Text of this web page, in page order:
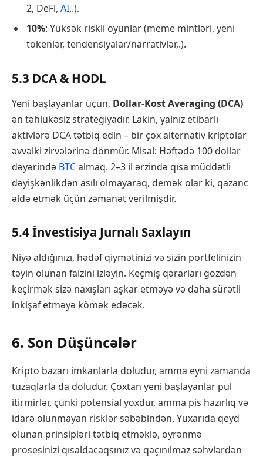
2, DeFi, AI,.).
10%: Yüksək riskli oyunlar (meme mintləri, yeni
tokenlər, tendensiyalar/narrativlər,.).
5.3 DCA & HODL
Yeni başlayanlar üçün, Dollar-Kost Averaging (DCA)
ən təhlükəsiz strategiyadır. Lakin, yalnız etibarlı
aktivlərə DCA tətbiq edin – bir çox alternativ kriptolar
əvvəlki zirvələrinə dönmür. Misal: Həftədə 100 dollar
dəyərində BTCalmaq. 2–3 il ərzində qısa müddətli
dəyişkənlikdən asılı olmayaraq, demək olar ki, qazanc
əldə etmək üçün zəmanət verilmişdir.
5.4 İnvestisiya Jurnalı Saxlayın
Niyə aldığınızı, hədəf qiymətinizi və sizin portfelinizin
təyin olunan faizini izləyin. Keçmiş qərarları gözdən
keçirmək sizə naxışları aşkar etməyə və daha sürətli
inkişaf etməyə kömək edəcək.
6. Son Düşüncələr
Kripto bazarı imkanlarla doludur, amma eyni zamanda
tuzaqlarla da doludur. Çoxtan yeni başlayanlar pul
itirmirlər, çünki potensial yoxdur, amma pis hazırlıq və
idarə olunmayan risklər səbəbindən. Yuxarıda qeyd
olunan prinsipləri tətbiq etməklə, öyrənmə
prosesinizi qısaldacaqsınız və qaçınılmaz səhvlərdən